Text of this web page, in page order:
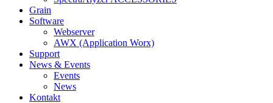
Grain
Software
Webserver
AWX (Application Worx)
Support
News & Events
Events
News
Kontakt